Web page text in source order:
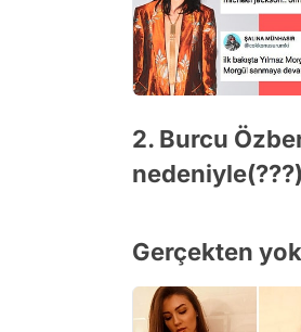
2. Burcu
Gerçekten